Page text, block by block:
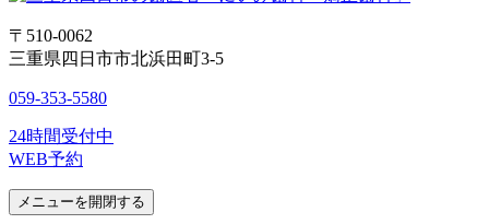
〒510-0062
三重県四日市市北浜田町3-5
059-353-5580
24時間受付中
WEB予約
メニューを開閉する